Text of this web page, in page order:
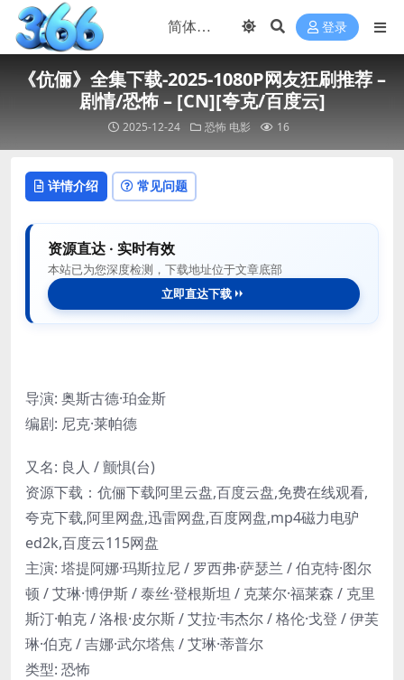
登录
《伉俪》全集下载-2025-1080P网友狂刷推荐 –
剧情/恐怖 – [CN][夸克/百度云]
2025-12-24 恐怖 电影 16
详情介绍 常见问题
资源直达 · 实时有效
本站已为您深度检测，下载地址位于文章底部
立即直达下载
导演: 奥斯古德·珀金斯
编剧: 尼克·莱帕德
又名: 良人 / 颤惧(台)
资源下载：伉俪下载阿里云盘,百度云盘,免费在线观看,
夸克下载,阿里网盘,迅雷网盘,百度网盘,mp4磁力电驴
ed2k,百度云115网盘
主演: 塔提阿娜·玛斯拉尼 / 罗西弗·萨瑟兰 / 伯克特·图尔
顿 / 艾琳·博伊斯 / 泰丝·登根斯坦 / 克莱尔·福莱森 / 克里
斯汀·帕克 / 洛根·皮尔斯 / 艾拉·韦杰尔 / 格伦·戈登 / 伊芙
琳·伯克 / 吉娜·武尔塔焦 / 艾琳·蒂普尔
类型: 恐怖